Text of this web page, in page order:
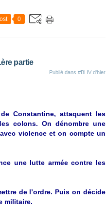
0
partie
Publié dans #BHV d'hier
Constantine, attaquent les
colons. On dénombre une
violence et on compte un
une lutte armée contre les
de l’ordre. Puis on décide
militaire.